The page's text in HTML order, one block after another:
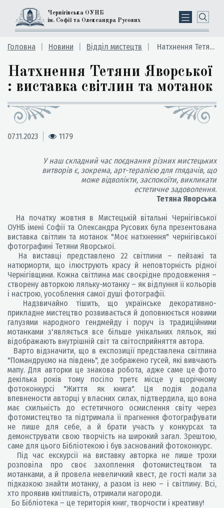
Чернігівська ОУНБ
ім. Софії та Олександра Русових
Головна Новини Відділ мистецтв Натхнення Тетяни Яворської : виставка світлин та мотанок
Натхнення Тетяни Яворської
: виставка світлин та мотанок
07.11.2023 1179
У наш складний час поєднання різних мистецьких
витворів є, зокрема, арт-терапією для глядачів, що
може відволікти, заспокоїти, викликати
естетичне задоволення.
Тетяна Яворська
На початку жовтня в Мистецькій вітальні Чернігівської
ОУНБ імені Софії та Олександра Русових була презентована
виставка світлин та мотанок "Моє натхнення" чернігівської
фотографині Тетяни Яворської.
На виставці представлено 22 світлини – пейзажі та
натюрморти, що ілюструють красу й неповторність рідної
Чернігівщини. Кожна світлина має своєрідне продовження –
створену авторкою ляльку-мотанку – як відлуння її кольорів
і настрою, уособлення самої душі фотографії.
Надзвичайно тішить, що українське декоративно-
прикладне мистецтво розвивається й доповнюється новими
галузями народного гендмейду і поруч із традиційними
мотанками з'являється все більше унікальних ляльок, які
відображають внутрішній світ та світосприйняття автора.
Варто відзначити, що в експозиції представлена світлина
"Помандруємо на південь", де зображено гусей, які вивчають
мапу. Для авторки це знакова робота, адже саме це фото
декілька років тому посіло третє місце у щорічному
фотоконкурсі "Життя як книга". Ця подія додала
впевнености авторці у власних силах, підтвердила, що вона
має схильність до естетичного осмислення світу через
фотомистецтво та підтримала її прагнення фотографувати
не лише для себе, а й брати участь у конкурсах та
демонструвати свою творчість на широкий загал. Зрештою,
саме для цього Бібліотекою і був заснований фотоконкурс.
Під час екскурсії на виставку авторка не лише трохи
розповіла про своє захоплення фотомистецтвом та
мотанками, а й провела невеличкий квест, де гості мали за
підказкою знайти мотанку, а разом із нею – і світлину. Всі,
хто проявив кмітливість, отримали нагороди.
Бо Бібліотека – це територія книг, творчости і креативу!